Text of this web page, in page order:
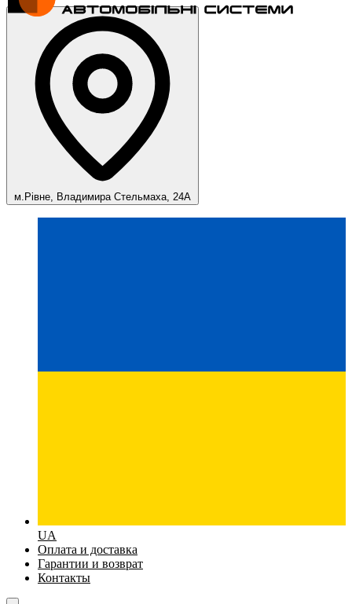
м.Рівне, Владимира Стельмаха, 24А
UA
Оплата и доставка
Гарантии и возврат
Контакты